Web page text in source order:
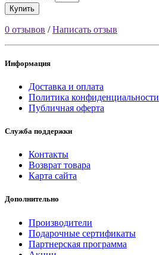
Купить
0 отзывов /Написать отзыв
Информация
Доставка и оплата
Политика конфиденциальности
Публичная оферта
Служба поддержки
Контакты
Возврат товара
Карта сайта
Дополнительно
Производители
Подарочные сертификаты
Партнерская программа